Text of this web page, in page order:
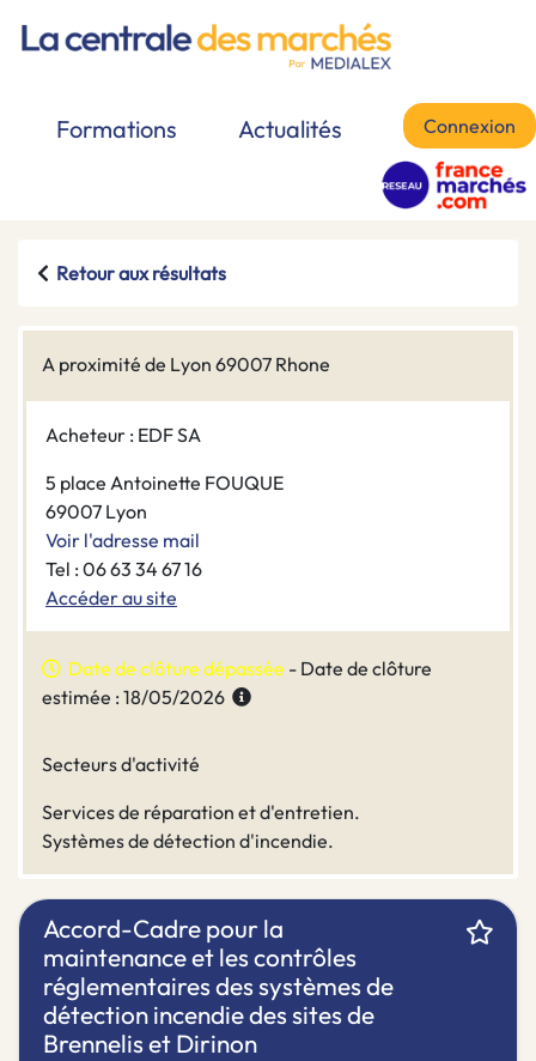
Formations Actualités Connexion
Retour aux résultats
A proximité de Lyon 69007 Rhone
Acheteur : EDF SA
5 place Antoinette FOUQUE
69007 Lyon
Voir l'adresse mail
Tel : 06 63 34 67 16
Accéder au site
Date de clôture dépassée - Date de clôture
estimée : 18/05/2026
Secteurs d'activité
Services de réparation et d'entretien.
Systèmes de détection d'incendie.
Accord-Cadre pour la
maintenance et les contrôles
réglementaires des systèmes de
détection incendie des sites de
Brennelis et Dirinon